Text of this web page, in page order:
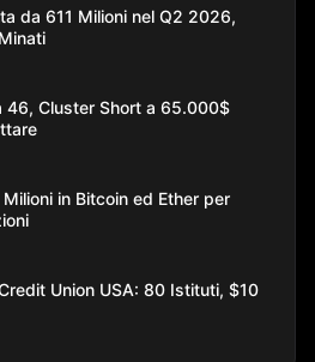
da 611 Milioni nel Q2 2026,
46, Cluster Short a 65.000$
in Bitcoin ed Ether per
Union USA: 80 Istituti, $10